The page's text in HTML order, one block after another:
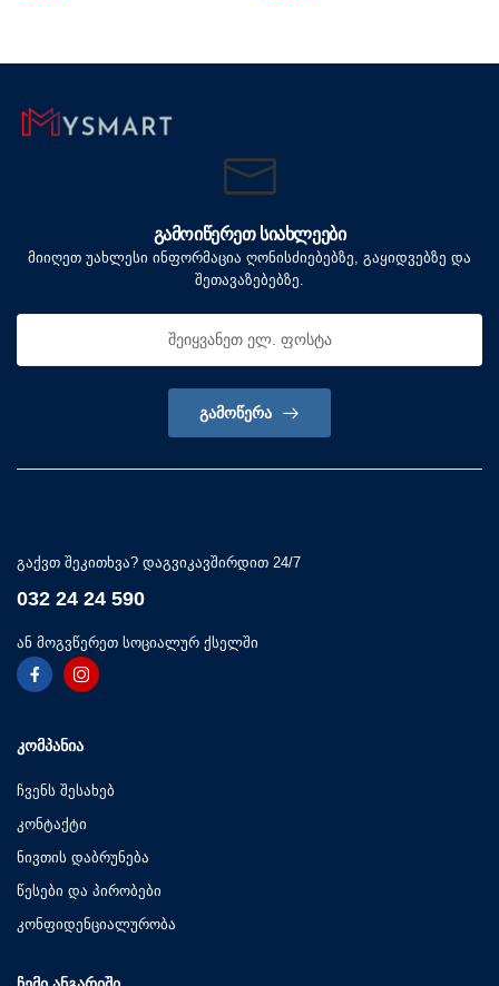
ᲒᲐᲛᲝᲘᲬᲔᲠᲔᲗ ᲡᲘᲐᲮᲚᲔᲔᲑᲘ
მიიღეთ უახლესი ინფორმაცია ღონისძიებებზე, გაყიდვებზე და
შეთავაზებებზე.
ᲒᲐᲛᲝᲬᲔᲠᲐ
გაქვთ შეკითხვა? დაგვიკავშირდით 24/7
032 24 24 590
ან მოგვწერეთ სოციალურ ქსელში
ᲙᲝᲛᲞᲐᲜᲘᲐ
ჩვენს შესახებ
კონტაქტი
ნივთის დაბრუნება
წესები და პირობები
კონფიდენციალურობა